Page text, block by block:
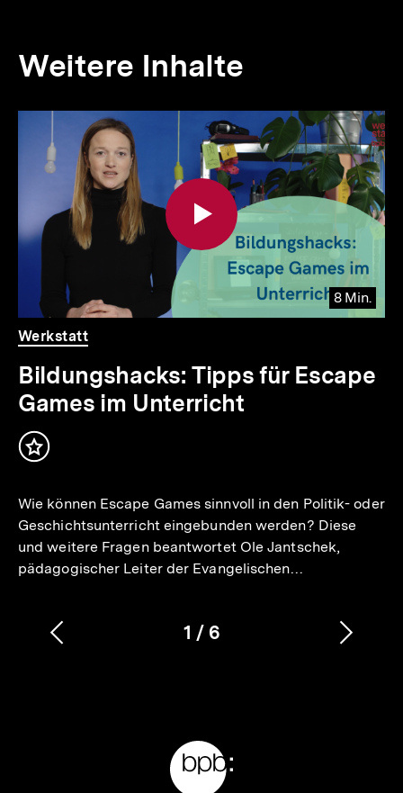
Weitere Inhalte
Inhaltskarousell
weitere
Inhalte
Inhaltskarussell
überspringen
8 Min.
Video
Dauer
8
Min.
Werkstatt
Bildungshacks: Tipps für Escape
Games im Unterricht
Inhalt
Wie können Escape Games sinnvoll in den Politik- oder
Geschichtsunterricht eingebunden werden? Diese
und weitere Fragen beantwortet Ole Jantschek,
pädagogischer Leiter der Evangelischen…
Karussellinhalt
1
von
/ 6
Vorherigen